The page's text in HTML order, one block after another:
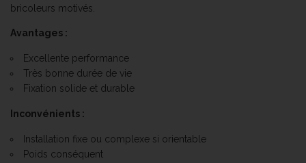
bricoleurs motivés.
Avantages :
Excellente performance
Très bonne durée de vie
Fixation solide et durable
Inconvénients :
Installation fixe ou complexe si orientable
Poids conséquent